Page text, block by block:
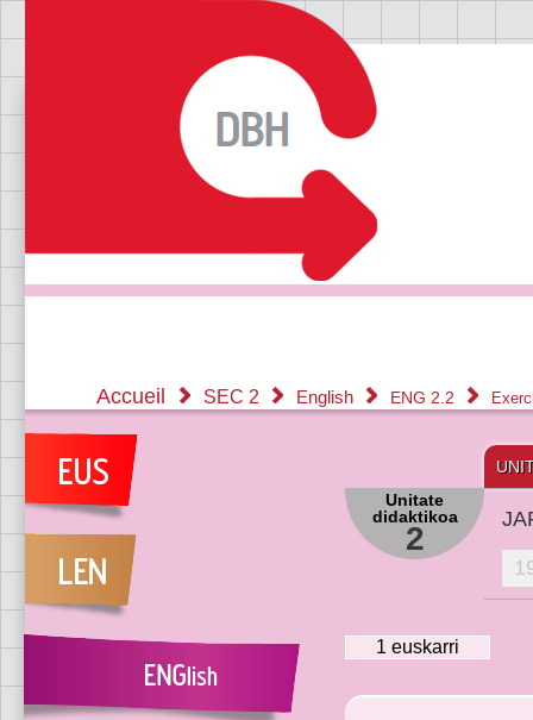
Accueil SEC 2 English ENG 2.2
Unitate
didaktikoa
2
1 euskarri